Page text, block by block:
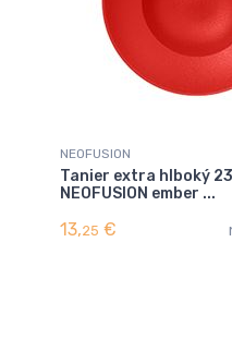
NEOFUSION
Tanier extra hlboký 23
NEOFUSION ember ...
13,25 €